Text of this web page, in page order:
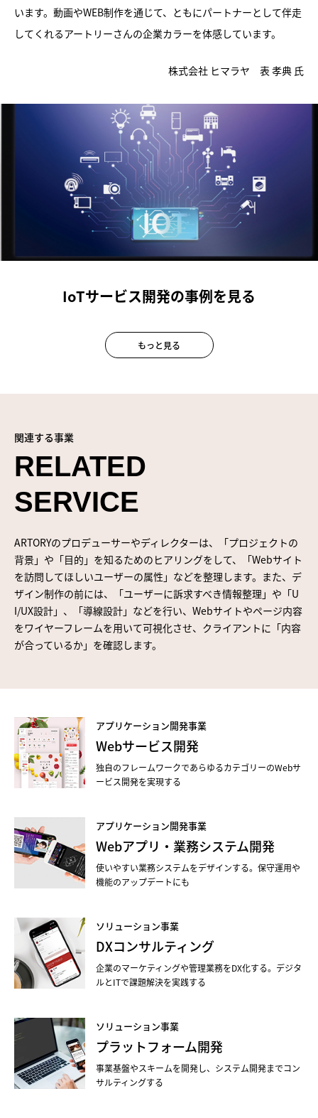
います。動画やWEB制作を通じて、ともにパートナーとして伴走
してくれるアートリーさんの企業カラーを体感しています。
株式会社 ヒマラヤ 表 孝典 氏
IoTサービス開発の事例を見る
もっと見る
関連する事業
RELATED
SERVICE
ARTORYのプロデューサーやディレクターは、「プロジェクトの
背景」や「目的」を知るためのヒアリングをして、「Webサイト
を訪問してほしいユーザーの属性」などを整理します。また、デ
ザイン制作の前には、「ユーザーに訴求すべき情報整理」や「U
I/UX設計」、「導線設計」などを行い、Webサイトやページ内容
をワイヤーフレームを用いて可視化させ、クライアントに「内容
が合っているか」を確認します。
アプリケーション開発事業
Webサービス開発
独自のフレームワークであらゆるカテゴリーのWebサ
ービス開発を実現する
アプリケーション開発事業
Webアプリ・業務システム開発
使いやすい業務システムをデザインする。保守運用や
機能のアップデートにも
ソリューション事業
DXコンサルティング
企業のマーケティングや管理業務をDX化する。デジタ
ルとITで課題解決を実践する
ソリューション事業
プラットフォーム開発
事業基盤やスキームを開発し、システム開発までコン
サルティングする